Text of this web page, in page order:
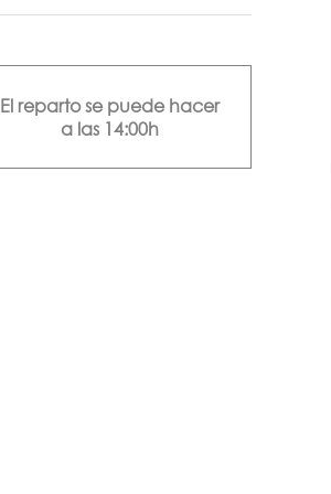
El reparto se puede hacer
a las 14:00h